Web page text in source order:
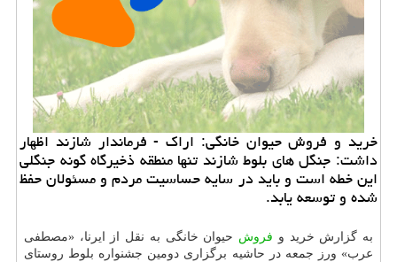
خرید و فروش حیوان خانگی: اراك - فرماندار شازند اظهار
داشت: جنگل های بلوط شازند تنها منطقه ذخیرگاه گونه جنگلی
این خطه است و باید در سایه حساسیت مردم و مسئولان حفظ
شده و توسعه یابد.
به گزارش خرید و فروش حیوان خانگی به نقل از ایرنا، «مصطفی
عرب» ورز جمعه در حاشیه برگزاری دومین جشنواره بلوط روستای